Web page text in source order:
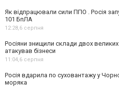
Як відпрацювали сили ППО . Росія
101 БпЛА
12:28, 6 серпня
Росіяни знищили склади двох
атакував бізнеси
11:04, 6 серпня
Росія вдарила по суховантажу у
моряка